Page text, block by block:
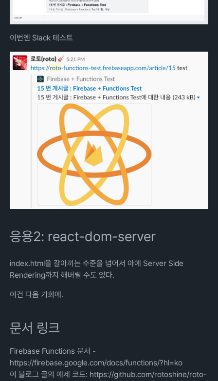
이번엔 Slack 테스트
응용2: react-dom-server
index.html을 갈아끼는 수준을 넘어서 아예 Server Side
Rendering까지 해버릴 수도 있다.
이건 다음 기회에.
문서 링크
Firebase Functions 문서 -
https://firebase.google.com/docs/functions/?hl=ko
이 블로그 글의 예제 코드: https://github.com/rotoshine/roto-